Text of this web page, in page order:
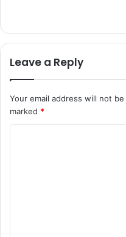
Leave a Reply
Your email address will not
marked *